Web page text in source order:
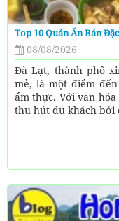
Top 10 Quán Ăn Bán
08/08/2026
Đà Lạt, thành phố
mẻ, là một điểm
ẩm thực. Với văn
thu hút du khách bởi